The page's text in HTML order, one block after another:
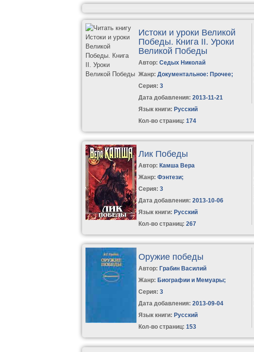
Истоки и уроки Великой
Победы. Книга II. Уроки
Великой Победы
Автор:Седых Николай
Жанр: Документальное: Прочее;
Серия:3
Дата добавления: 2013-11-21
Язык книги: Русский
Кол-во страниц: 174
Лик Победы
Автор: Камша Вера
Жанр: Фэнтези;
Серия:3
Дата добавления: 2013-10-06
Язык книги: Русский
Кол-во страниц: 267
Оружие победы
Автор: Грабин Василий
Жанр: Биографии и Мемуары;
Серия:3
Дата добавления: 2013-09-04
Язык книги: Русский
Кол-во страниц: 153